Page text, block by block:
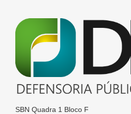
SBN Quadra 1 Bloco F